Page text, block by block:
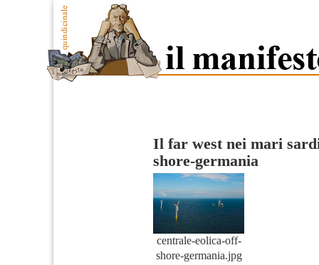
Il far west nei mari
shore-germania
centrale-eolica-off-
shore-germania.jpg